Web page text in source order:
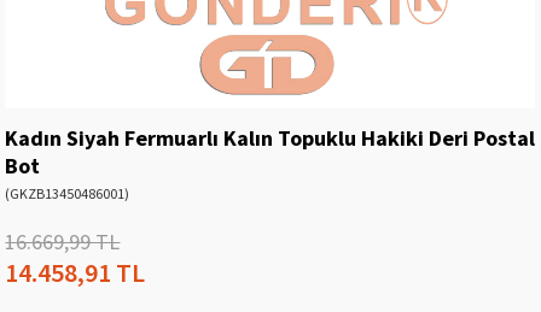
Kadın Siyah Fermuarlı Kalın Topuklu Hakiki Deri Postal
Bot
(GKZB13450486001)
16.669,99 TL
14.458,91 TL